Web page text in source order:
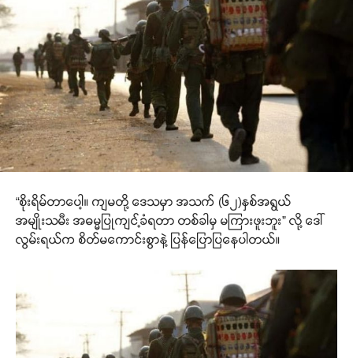
“စိုးရိမ်တာပေါ့။ ကျမတို့ ဒေသမှာ အသက် (၆၂)နှစ်အရွယ်
အမျိုးသမီး အဓမ္မပြုကျင့်ခံရတာ တစ်ခါမှ မကြားဖူးဘူး” လို့ ဒေါ်
လွမ်းရယ်က စိတ်မကောင်းစွာနဲ့ ပြန်ပြောပြနေပါတယ်။